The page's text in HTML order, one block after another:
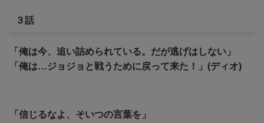
３話
「俺は今、追い詰められている。だが逃げはしない」
「俺は…ジョジョと戦うために戻って来た！」(ディオ)
「信じるなよ、そいつの言葉を」